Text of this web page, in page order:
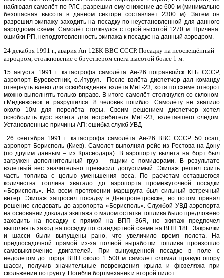
наблюдая самолёт по РЛС, разрешил ему снижение до 600 м (минимально
безопасная высота в данном секторе составляет 2300 м). Затем он
разрешил экипажу заходить на посадку по неустановленной для данного
аэродрома схеме. Самолёт столкнулся с горой высотой 1270 м. Причина:
ошибки РП, неподготовленность экипажа к посадке на данный аэродром.
24 декабря 1991 г., авария Ан-12БК ВВС СССР. Посадку на неосвещённый
аэродром, столкновение с бруствером снега высотой более 1 м.
15 августа 1991 г. катастрофа самолёта Ан-26 погранвойск КГБ СССР,
аэропорт Буревестник, о.Итуруп. После взлёта диспетчер дал команду
отвернуть влево для освобождения взлёта МиГ-23, хотя по схеме отворот
можно выполнять только вправо. В итоге самолёт столкнулся со склоном
г.Медвежонок и разрушился. 8 человек погибло. Самолёту не хватило
около 10м для перелёта горы. Своим решением диспетчер хотел
освободить курс взлета для истребителя МиГ-23, взлетавшего следом.
Установленные причины АП: ошибка служб УВД
26 сентября 1991 г. катастрофа самолёта Ан-26 ВВС СССР 50 осап,
аэропорт Борисполь (Киев). Самолет выполнял рейс из Ростова-на-Дону
(по другим данным – из Краснодара). В аэропорту вылета на борт был
загружен дополнительный груз – ящики с помидорами. В результате
взлетный вес значительно превысил допустимый. Экипаж решил слить
часть топлива с целью уменьшения веса. По расчетам оставшегося
количества топлива хватало до аэропорта промежуточной посадки
«Борисполь». На всем протяжении маршрута был сильный встречный
ветер. Экипаж запросил посадку в Днепропетровске, но потом принял
решение следовать до аэропорта «Борисполь». Службой УВД аэропорта
на основании доклада экипажа о малом остатке топлива было предложено
заходить на посадку с прямой на ВПП 36R, но экипаж предпочел
выполнять заход на посадку по стандартной схеме на ВПП 18L. Закрылки
и шасси были выпущены рано, что увеличило время полета. На
предпосадочной прямой из-за полной выработки топлива произошло
самовыключение двигателей. При вынужденной посадке в поле с
недолетом до торца ВПП около 1 500 м самолет сломал правую опору
шасси, получив значительные повреждения крыла и фюзеляжа при
скольжении по грунту. Погибли бортмеханик и второй пилот.